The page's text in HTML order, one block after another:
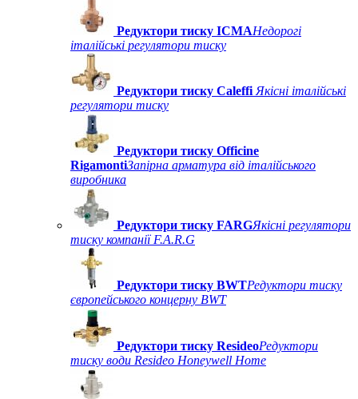
Редуктори тиску ICMAНедорогі
італійські регулятори тиску
Редуктори тиску Caleffi Якісні італійські
регулятори тиску
Редуктори тиску Officine
RigamontiЗапірна арматура від італійського
виробника
Редуктори тиску FARGЯкісні регулятори
тиску компанії F.A.R.G
Редуктори тиску BWTРедуктори тиску
європейського концерну BWT
Редуктори тиску ResideoРедуктори
тиску води Resideo Honeywell Home